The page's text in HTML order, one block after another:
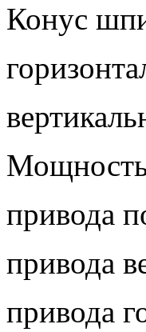
Конус
Мощность
привода
привода
привода